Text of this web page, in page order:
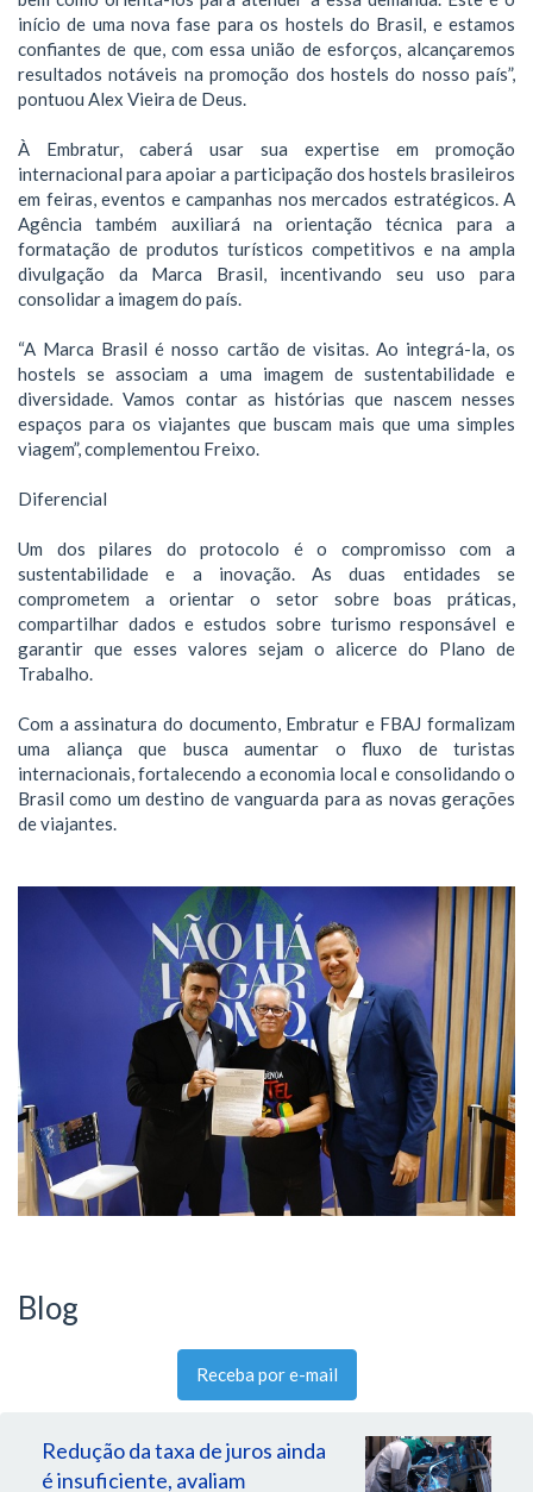
início de uma nova fase para os hostels do Brasil, e estamos
confiantes de que, com essa união de esforços, alcançaremos
resultados notáveis na promoção dos hostels do nosso país”,
pontuou Alex Vieira de Deus.
À Embratur, caberá usar sua expertise em promoção
internacional para apoiar a participação dos hostels brasileiros
em feiras, eventos e campanhas nos mercados estratégicos. A
Agência também auxiliará na orientação técnica para a
formatação de produtos turísticos competitivos e na ampla
divulgação da Marca Brasil, incentivando seu uso para
consolidar a imagem do país.
“A Marca Brasil é nosso cartão de visitas. Ao integrá-la, os
hostels se associam a uma imagem de sustentabilidade e
diversidade. Vamos contar as histórias que nascem nesses
espaços para os viajantes que buscam mais que uma simples
viagem”, complementou Freixo.
Diferencial
Um dos pilares do protocolo é o compromisso com a
sustentabilidade e a inovação. As duas entidades se
comprometem a orientar o setor sobre boas práticas,
compartilhar dados e estudos sobre turismo responsável e
garantir que esses valores sejam o alicerce do Plano de
Trabalho.
Com a assinatura do documento, Embratur e FBAJ formalizam
uma aliança que busca aumentar o fluxo de turistas
internacionais, fortalecendo a economia local e consolidando o
Brasil como um destino de vanguarda para as novas gerações
de viajantes.
Blog
Receba por e-mail
Redução da taxa de juros ainda
é insuficiente, avaliam